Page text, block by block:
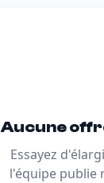
Aucune
Essayez
l'équipe publie